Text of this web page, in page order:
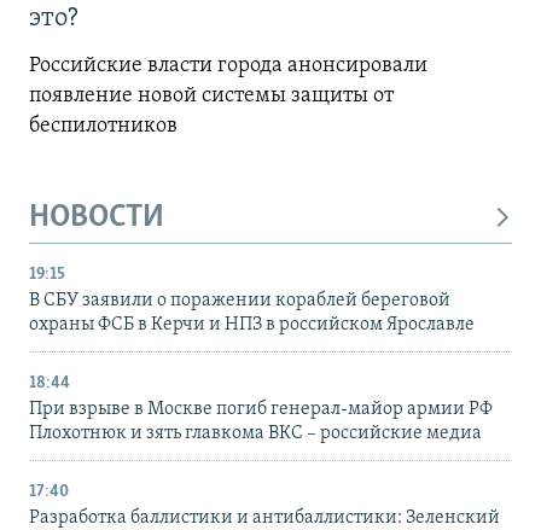
это?
Российские власти города анонсировали
появление новой системы защиты от
беспилотников
НОВОСТИ
19:15
В СБУ заявили о поражении кораблей береговой
охраны ФСБ в Керчи и НПЗ в российском Ярославле
18:44
При взрыве в Москве погиб генерал-майор армии РФ
Плохотнюк и зять главкома ВКС – российские медиа
17:40
Разработка баллистики и антибаллистики: Зеленский